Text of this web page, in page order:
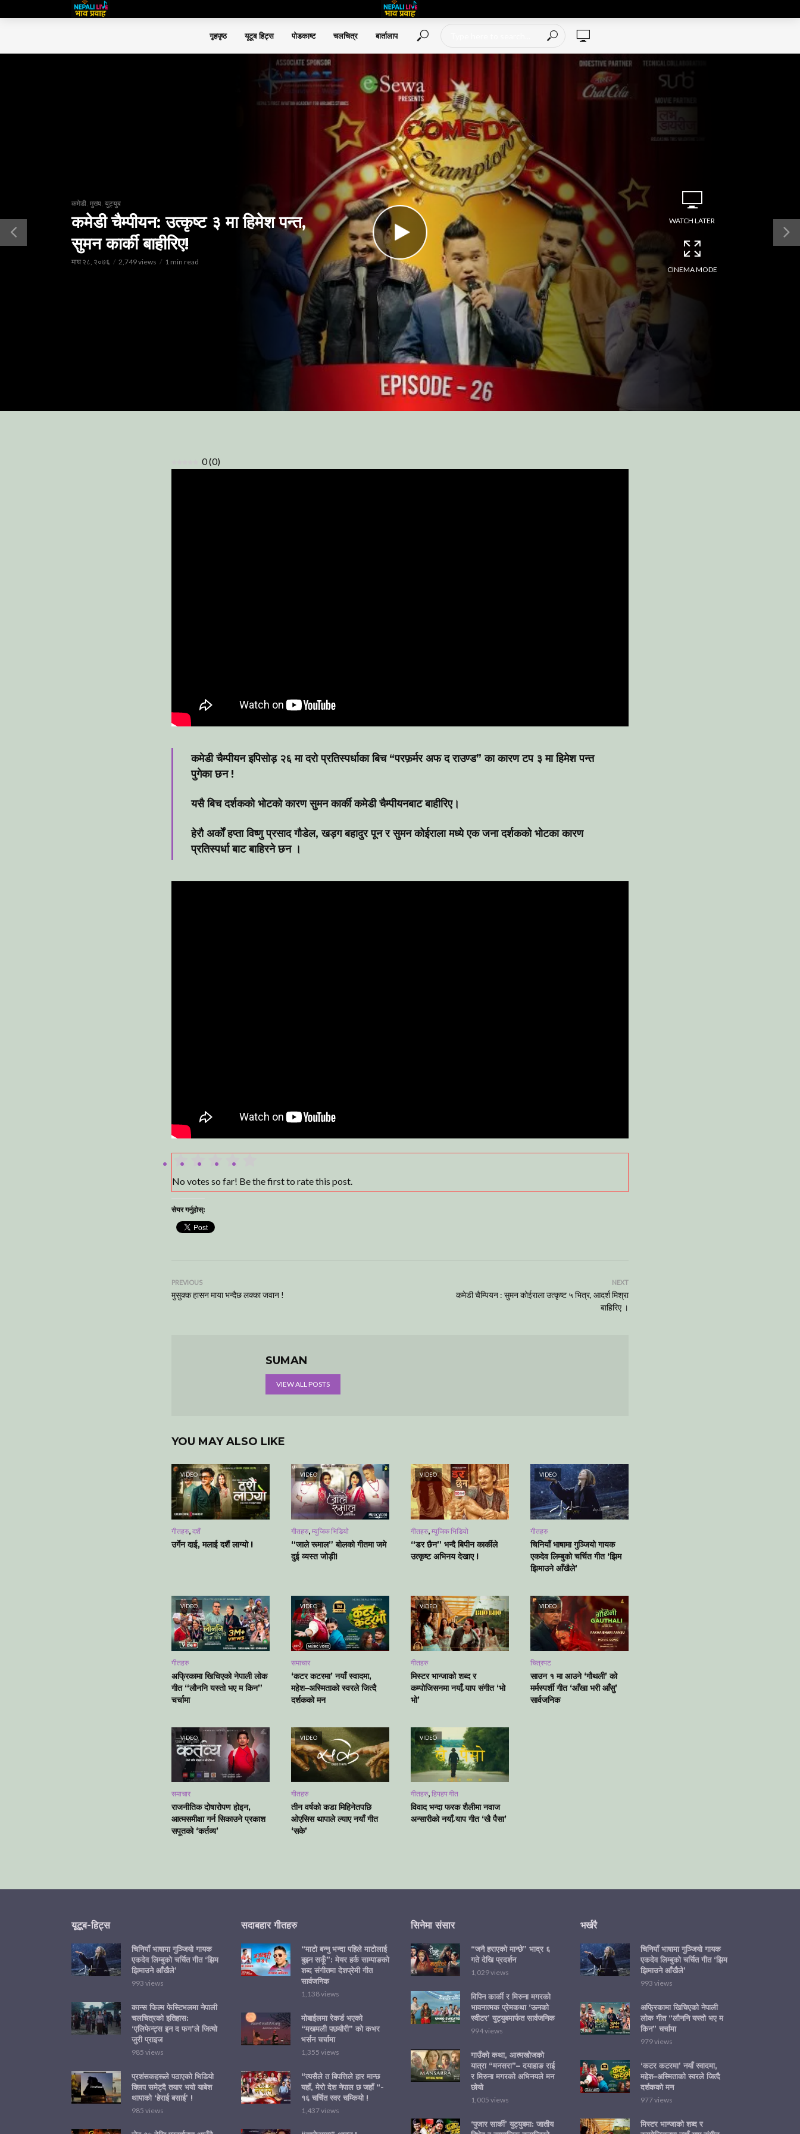
गृहपृष्ठ यूटूब हिट्स पोडकाष्ट चलचित्र बार्तालाप
कमेडी मुख्य युट्युब
कमेडी चैम्पीयन: उत्कृष्ट ३ मा हिमेश पन्त,
सुमन कार्की बाहीरिए!
माघ २८, २०७६ 2,749 views 1 min read
WATCH LATER
CINEMA MODE
0(0)
कमेडी चैम्पीयन इपिसोड़ २६ मा दरो प्रतिस्पर्धाका बिच “परफ़र्मर अफ द राउण्ड” का कारण टप ३ मा हिमेश पन्त
पुगेका छन !
यसै बिच दर्शकको भोटको कारण सुमन कार्की कमेडी चैम्पीयनबाट बाहीरिए।
हेरौ अर्कों हप्ता विष्णु प्रसाद गौडेल, खड़ग बहादुर पून र सुमन कोईराला मध्ये एक जना दर्शकको भोटका कारण
प्रतिस्पर्धा बाट बाहिरने छन ।
No votes so far! Be the first to rate this post.
सेयर गर्नुहोस्:
PREVIOUS
मुसुक्क हासन माया भन्दैछ लक्का जवान !
NEXT
कमेडी चैम्पियन : सुमन कोईराला उत्कृष्ट ५ भित्र, आदर्श मिश्रा
बाहिरिए ।
SUMAN
VIEW ALL POSTS
YOU MAY ALSO LIKE
VIDEO
गीतहरु, दशैं
उर्गेन दाई, मलाई दशैं लाग्यो !
VIDEO
गीतहरु, म्युजिक भिडियो
“जाले रूमाल” बोलको गीतमा जमे
दुई व्यस्त जोड़ी!
VIDEO
गीतहरु, म्युजिक भिडियो
“डर छैन” भन्दै बिपीन कार्कीले
उत्कृष्ट अभिनय देखाए !
VIDEO
गीतहरु
चिनियाँ भाषामा गुञ्जियो गायक
एकदेव लिम्बुको चर्चित गीत ‘झिम
झिमाउने आँखैले’
VIDEO
गीतहरु
अफ्रिकामा खिचिएको नेपाली लोक
गीत “लौननि यस्तो भए म किन”
चर्चामा
VIDEO
समाचार
‘कटर कटरमा’ नयाँ स्वादमा,
महेश–अस्मिताको स्वरले जित्दै
दर्शकको मन
VIDEO
गीतहरु
मिस्टर भान्जाको शब्द र
कम्पोजिसनमा नयाँ र्‍याप संगीत ‘भो
भो’
VIDEO
चित्रपट
साउन १ मा आउने ‘गौथली’ को
मर्मस्पर्शी गीत ‘आँखा भरी आँसु’
सार्वजनिक
VIDEO
समाचार
राजनीतिक दोषारोपण होइन,
आत्मसमीक्षा गर्न सिकाउने प्रकाश
सपूतको ‘कर्तव्य’
VIDEO
गीतहरु
तीन वर्षको कडा मिहिनेतपछि
ओएसिस थापाले ल्याए नयाँ गीत
‘सके’
VIDEO
गीतहरु, हिपहप गीत
विवाद भन्दा फरक शैलीमा नवाज
अन्सारीको नयाँ र्‍याप गीत ‘खै पैसा’
यूटूब-हिट्स
चिनियाँ भाषामा गुञ्जियो गायक
एकदेव लिम्बुको चर्चित गीत ‘झिम
झिमाउने आँखैले’
993 views
कान्स फिल्म फेस्टिभलमा नेपाली
चलचित्रको इतिहास:
‘एलिफेन्ट्स इन द फग’ले जित्यो
जुरी प्राइज
985 views
प्रशंसकहरूले पठाएको भिडियो
क्लिप समेट्दै तयार भयो याबेश
थापाको ‘हेराई बसाई’ !
985 views
सदाबहार गीतहरु
“माटो बन्नु भन्दा पहिले माटोलाई
बुझ्न सकूँ”: मेयर हर्क साम्पाङको
शब्द संगीतमा देशप्रेमी गीत
सार्वजनिक
1,138 views
मोबाईलमा रेकर्ड भएको
“मखमली पछयौरी” को कभर
भर्सन चर्चामा
1,355 views
“त्यसैले त बिपत्तिले हार मान्छ
यहाँ, मेरो देश नेपाल छ जहाँ “-
१६ चर्चित स्वर चम्कियो !
1,437 views
सिनेमा संसार
“जनै हराएको मान्छे” भाद्र ६
गते देखि प्रदर्शन
1,029 views
विपिन कार्की र मिरुना मगरको
भावनात्मक प्रेमकथा ‘ऊनको
स्वीटर’ युट्युबमार्फत सार्वजनिक
994 views
गाउँको कथा, आत्मखोजको
यात्रा “मनसरा”– दयाहाङ राई
र मिरुना मगरको अभिनयले मन
छोयो
1,005 views
‘पुजार सार्की’ युट्युबमा: जातीय
भर्खरै
चिनियाँ भाषामा गुञ्जियो गायक
एकदेव लिम्बुको चर्चित गीत ‘झिम
झिमाउने आँखैले’
993 views
अफ्रिकामा खिचिएको नेपाली
लोक गीत “लौननि यस्तो भए म
किन” चर्चामा
979 views
‘कटर कटरमा’ नयाँ स्वादमा,
महेश–अस्मिताको स्वरले जित्दै
दर्शकको मन
977 views
मिस्टर भान्जाको शब्द र